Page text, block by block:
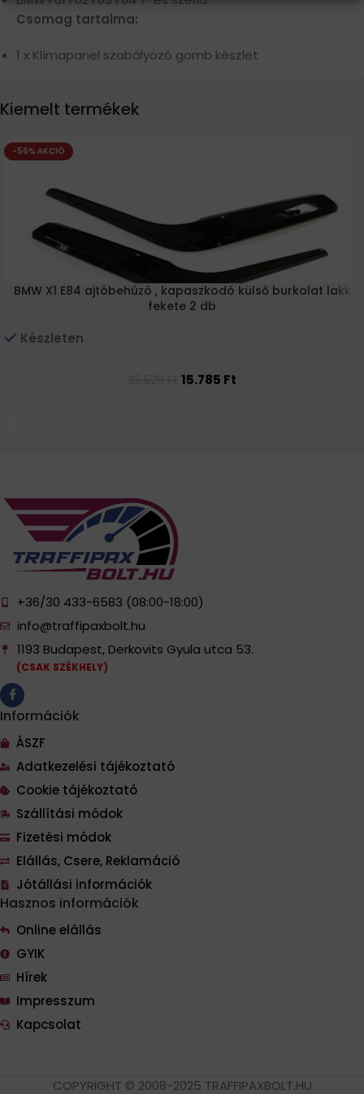
Csomag tartalma:
1 x Klímapanel szabályozó gomb készlet
Kiemelt termékek
-56% AKCIÓ
BMW X1 E84 ajtóbehúzó , kapaszkodó külső burkolat lakk
fekete 2 db
Készleten
15.785 Ft
+36/30 433-6583 (08:00-18:00)
info@traffipaxbolt.hu
1193 Budapest, Derkovits Gyula utca 53.
(CSAK SZÉKHELY)
Információk
ÁSZF
Adatkezelési tájékoztató
Cookie tájékoztató
Szállítási módok
Fizetési módok
Elállás, Csere, Reklamáció
Jótállási információk
Hasznos információk
Online elállás
GYIK
Hírek
Impresszum
Kapcsolat
COPYRIGHT © 2008-2025 TRAFFIPAXBOLT.HU